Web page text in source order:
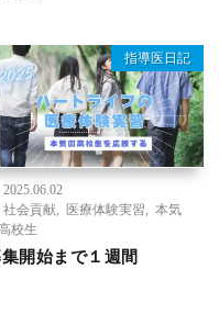
指導医日記
2025.06.02
社会貢献
医療体験実習
本気
校生
開始まで１週間